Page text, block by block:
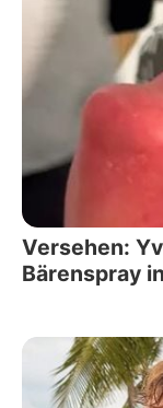
Versehen:
Bärenspray